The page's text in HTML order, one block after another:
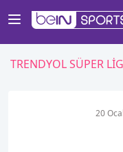
TRENDYOL SÜPER LİG
20